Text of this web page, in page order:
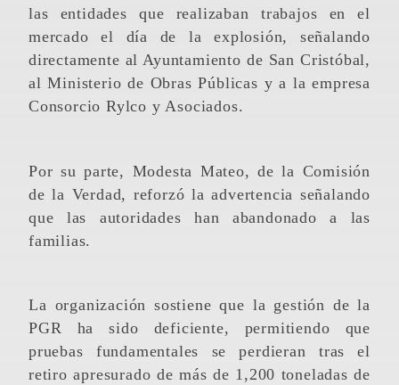
las entidades que realizaban trabajos en el
mercado el día de la explosión, señalando
directamente al Ayuntamiento de San Cristóbal,
al Ministerio de Obras Públicas y a la empresa
Consorcio Rylco y Asociados.
Por su parte, Modesta Mateo, de la Comisión
de la Verdad, reforzó la advertencia señalando
que las autoridades han abandonado a las
familias.
La organización sostiene que la gestión de la
PGR ha sido deficiente, permitiendo que
pruebas fundamentales se perdieran tras el
retiro apresurado de más de 1,200 toneladas de